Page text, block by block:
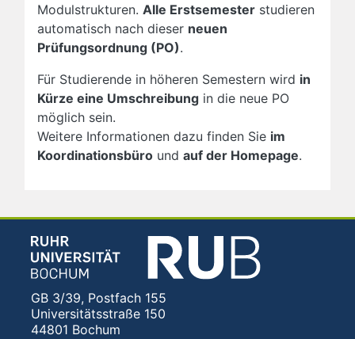
Modulstrukturen. Alle Erstsemester studieren
automatisch nach dieser neuen
Prüfungsordnung (PO).
Für Studierende in höheren Semestern wird in
Kürze eine Umschreibung in die neue PO
möglich sein.
Weitere Informationen dazu finden Sie im
Koordinationsbüro und auf der Homepage.
GB 3/39, Postfach 155
Universitätsstraße 150
44801 Bochum